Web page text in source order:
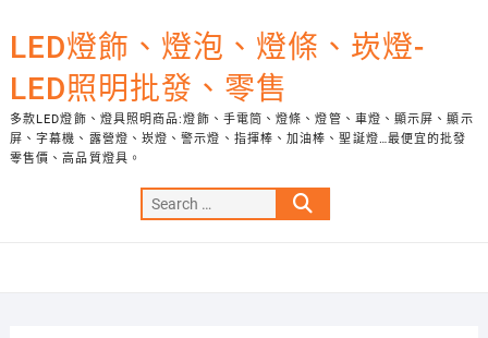
to
content
LED燈飾、燈泡、燈條、崁燈-
LED照明批發、零售
多款LED燈飾、燈具照明商品:燈飾、手電筒、燈條、燈管、車燈、顯示屏、顯示
屏、字幕機、露營燈、崁燈、警示燈、指揮棒、加油棒、聖誕燈…最便宜的批發
零售價、高品質燈具。
Search
…